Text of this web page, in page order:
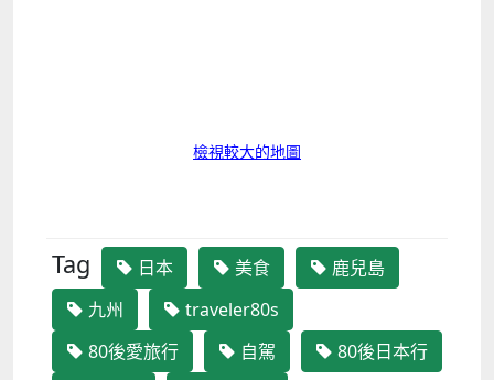
檢視較大的地圖
Tag 日本 美食
鹿兒島
九州
traveler80s
80後愛旅行
自駕
80後日本行